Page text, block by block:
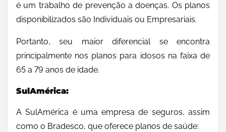
é um trabalho de prevenção a doenças. Os planos
disponibilizados são Individuais ou Empresariais.
Portanto, seu maior diferencial se encontra
principalmente nos planos para idosos na faixa de
65 a 79 anos de idade.
SulAmérica:
A SulAmérica é uma empresa de seguros, assim
como o Bradesco, que oferece planos de saúde: